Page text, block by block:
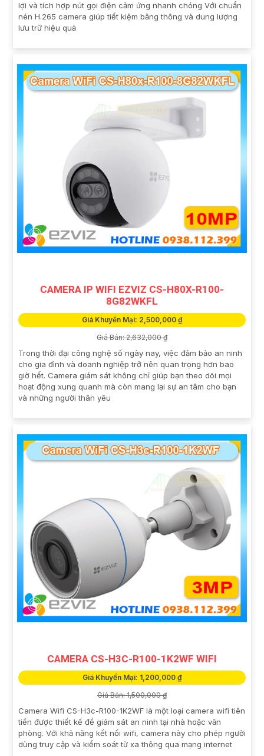
lợi và tích hợp nút gọi điện cảm ứng nhanh chóng Với chuẩn
nén H.265 camera giúp tiết kiệm băng thông và dung lượng
lưu trữ hiệu quả
CAMERA IP WIFI EZVIZ CS-H80X-R100-
8G82WKFL
Giá Khuyến Mại: 2,500,000 ₫
Giá Bán: 2,632,000 ₫
Trong thời đại công nghệ số ngày nay, việc đảm bảo an ninh
cho gia đình và doanh nghiệp trở nên quan trọng hơn bao
giờ hết. Camera giám sát không chỉ giúp bạn theo dõi mọi
hoạt động xung quanh mà còn mang lại sự an tâm cho bạn
và những người thân yêu
CAMERA CS-H3C-R100-1K2WF WIFI
Giá Khuyến Mại: 1,200,000 ₫
Giá Bán: 1,500,000 ₫
Camera Wifi CS-H3c-R100-1K2WF là một loại camera wifi tiên
tiến được thiết kế để giám sát an ninh tại nhà hoặc văn
phòng. Với khả năng kết nối wifi, camera này cho phép người
dùng truy cập và kiểm soát từ xa thông qua mạng internet